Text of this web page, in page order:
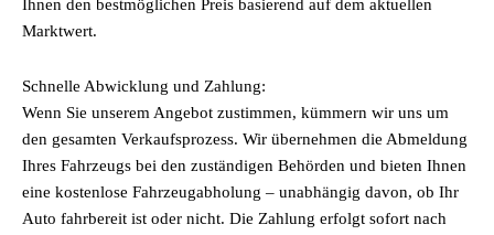
Ihnen den bestmöglichen Preis basierend auf dem aktuellen
Marktwert.
Schnelle Abwicklung und Zahlung:
Wenn Sie unserem Angebot zustimmen, kümmern wir uns um
den gesamten Verkaufsprozess. Wir übernehmen die Abmeldung
Ihres Fahrzeugs bei den zuständigen Behörden und bieten Ihnen
eine kostenlose Fahrzeugabholung – unabhängig davon, ob Ihr
Auto fahrbereit ist oder nicht. Die Zahlung erfolgt sofort nach